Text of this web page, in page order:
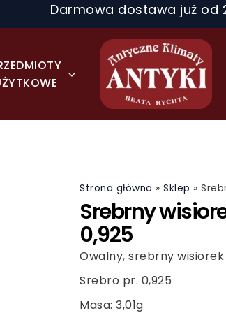
Darmowa dostawa już od
Strona główna » Sklep »
Srebrny
0,925
Owalny, srebrny
Srebro pr. 0,925
Masa: 3,01g